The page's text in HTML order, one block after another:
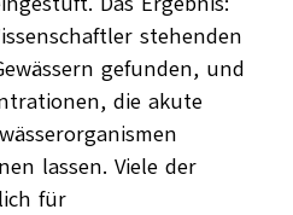
stehenden
gefunden, und
die akute
lassen. Viele der
für